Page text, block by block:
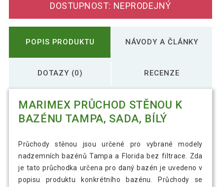
DOSTUPNOST: NEPRODEJNÝ
POPIS PRODUKTU NÁVODY A ČLÁNKY
DOTAZY (0) RECENZE
MARIMEX PRŮCHOD STĚNOU K
BAZÉNU TAMPA, SADA, BÍLÝ
Průchody stěnou jsou určené pro vybrané modely
nadzemních bazénů Tampa a Florida bez filtrace. Zda
je tato průchodka určena pro daný bazén je uvedeno v
popisu produktu konkrétního bazénu. Průchody se